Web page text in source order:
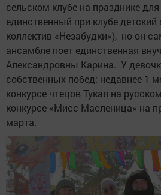
сельском клубе на празднике
единственный при клубе
коллектив «Незабудки»), но он
ансамбле поет единственная
Александровны Карина. У
собственных побед: недавнее 1
конкурсе чтецов Тукая на
конкурсе «Мисс Масленица» на
марта.